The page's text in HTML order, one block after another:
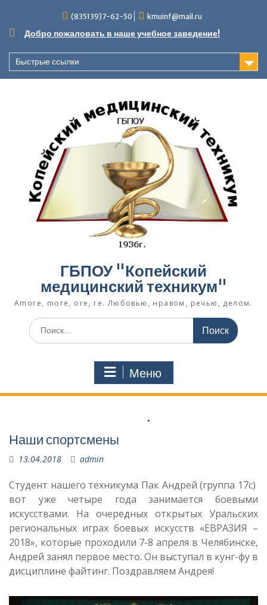
содержимому
(835139)7-62-50 kmuinf@mail.ru
Добро пожаловать в наше учебное заведение!
Быстрые ссылки
ГБПОУ "Копейский
медицинский техникум"
Amore, more, ore, re. Любовью, нравом, речью, делом.
Поиск
по:
Меню
Наши спортсмены
13.04.2018 admin
Студент нашего техникума Пак Андрей (группа 17с)
вот уже четыре года занимается боевыми
искусствами. На очередных открытых Уральских
региональных играх боевых искусств «ЕВРАЗИЯ –
2018», которые проходили 7-8 апреля в Челябинске,
Андрей занял первое место. Он выступал в кунг-фу в
дисциплине файтинг. Поздравляем Андрея!